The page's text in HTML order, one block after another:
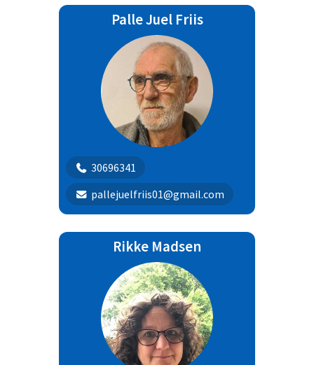
Palle Juel Friis
30696341
pallejuelfriis01@gmail.com
Rikke Madsen